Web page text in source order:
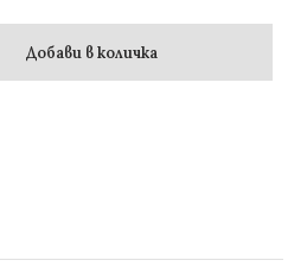
Добави в количка